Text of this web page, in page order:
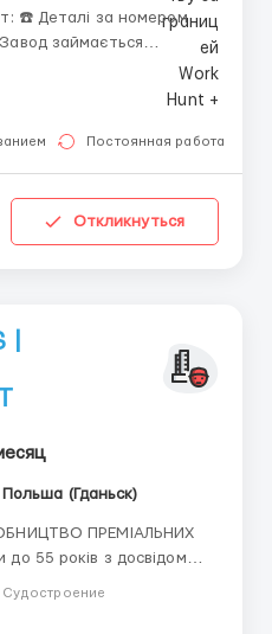
☎️ Деталі за номером
компонентів, таких як:
масел, паливних і
передач і систем
збіркові групи для:
Постоянная работа
Откликнуться
Польша (Гданьск)
ПРЕМІАЛЬНИХ